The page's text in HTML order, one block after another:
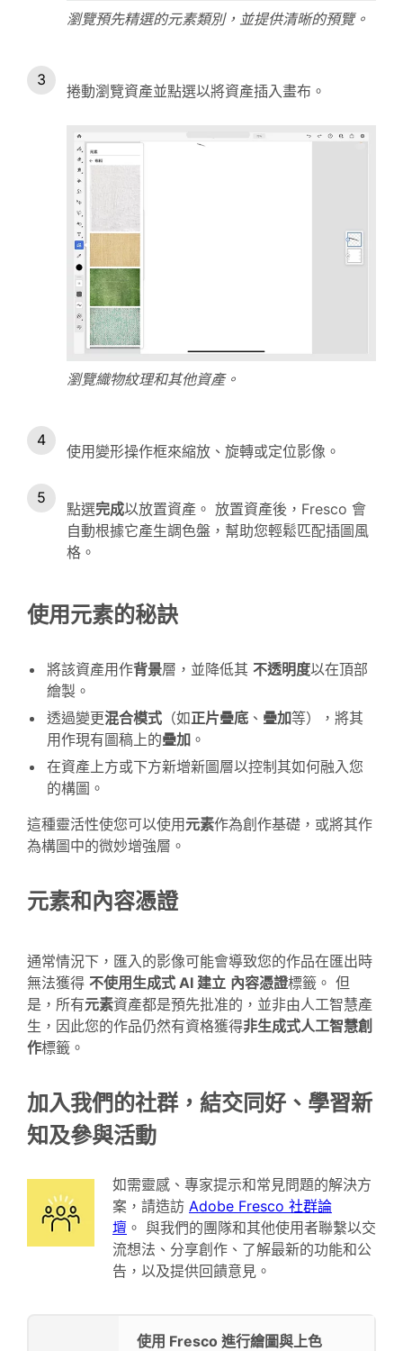
瀏覽預先精選的元素類別，並提供清晰的預覽。
捲動瀏覽資產並點選以將資產插入畫布。
瀏覽織物紋理和其他資產。
使用變形操作框來縮放、旋轉或定位影像。
點選完成以放置資產。 放置資產後，Fresco 會
自動根據它產生調色盤，幫助您輕鬆匹配插圖風
格。
使用元素的秘訣
將該資產用作背景層，並降低其 不透明度以在頂部
繪製。
透過變更混合模式 （如正片疊底 、 疊加等），將其
用作現有圖稿上的疊加 。
在資產上方或下方新增新圖層以控制其如何融入您
的構圖。
這種靈活性使您可以使用元素作為創作基礎，或將其作
為構圖中的微妙增強層。
元素和內容憑證
通常情況下，匯入的影像可能會導致您的作品在匯出時
無法獲得 不使用生成式 AI 建立 內容憑證標籤。 但
是，所有元素資產都是預先批准的，並非由人工智慧產
生，因此您的作品仍然有資格獲得非生成式人工智慧創
作標籤。
加入我們的社群，結交同好、學習新
知及參與活動
如需靈感、專家提示和常見問題的解決方
案，請造訪 Adobe Fresco 社群論
壇 。 與我們的團隊和其他使用者聯繫以交
流想法、分享創作、了解最新的功能和公
告，以及提供回饋意見。
使用 Fresco 進行繪圖與上色